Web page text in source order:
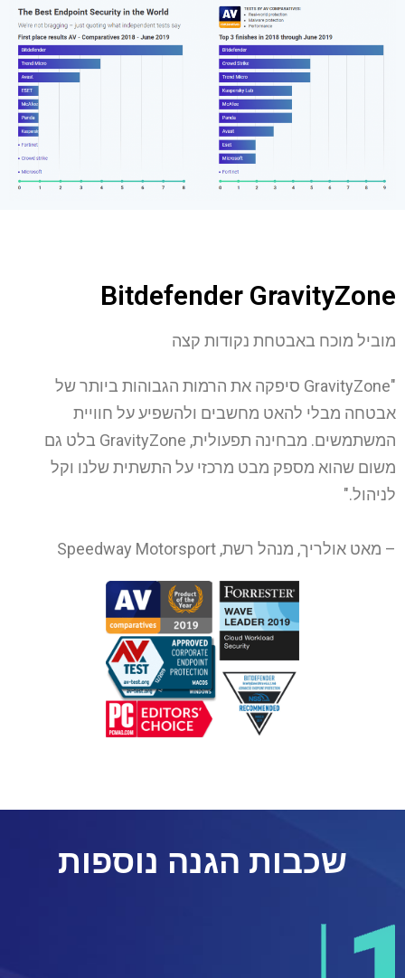
Bitdefender GravityZone
מוביל מוכח באבטחת נקודות קצה
"GravityZone סיפקה את הרמות הגבוהות ביותר של
אבטחה מבלי להאט מחשבים ולהשפיע על חוויית
המשתמשים. מבחינה תפעולית, GravityZone בלט גם
משום שהוא מספק מבט מרכזי על התשתית שלנו וקל
לניהול."
– מאט אולריך, מנהל רשת, Speedway Motorsport
שכבות הגנה נוספות